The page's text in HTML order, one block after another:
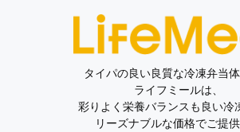
タイパの良い良質な冷凍弁当体
ライフミールは、
彩りよく栄養バランスも良い冷
リーズナブルな価格でご提